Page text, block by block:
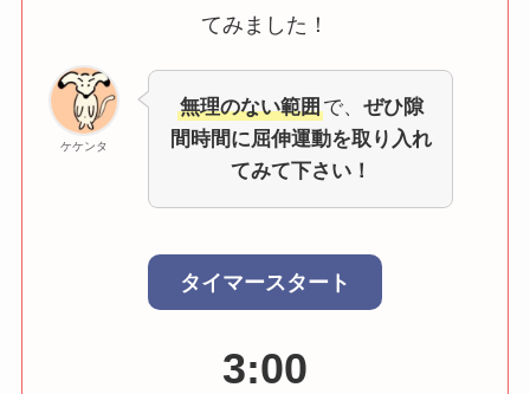
てみました！
ケケンタ
無理のない範囲で、 ぜひ隙
間時間に屈伸運動を取り入れ
てみて下さい！
タイマースタート
3:00